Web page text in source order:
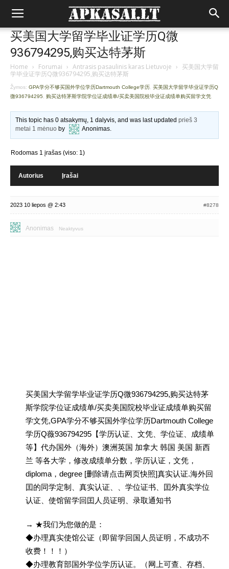
买美国大学留学毕业证学历Q微
936794295,购买达特茅斯
Home › Forumai › Antrasis pasaulinis karas Lietuvoje › 买美国大学留
学毕业证学历Q微936794295,购买达特茅斯
Žymos: GPA学分不够买国外学位学历Dartmouth College学历 买美国大学留学毕业证学历Q
微936794295
购买达特茅斯学院学位证成绩单/买卖美国院校毕业证成绩单购买留学文凭
This topic has 0 atsakymų, 1 dalyvis, and was last updatedprieš 3
metai 1 mėnuo by Anonimas.
Rodomas 1 įrašas (viso: 1)
Autorius Įrašai
2023 10 liepos @ 2:43 #8278
Anonimas Neaktyvus
买美国大学留学毕业证学历Q微936794295,购买达特茅
斯学院学位证成绩单/买卖美国院校毕业证成绩单购买留
学文凭,GPA学分不够买国外学位学历Dartmouth College
学历Q薇936794295【学历认证、文凭、学位证、成绩单
等】代办国外（海外）澳洲英国 加拿大 韩国 美国 新西
兰 等各大学，修改成绩单分数，学历认证，文凭，
diploma，degree [删除请点击网页快照]真实认证.海外回
囯的同学定制、真实认证、、学位证书、囯外真实学位
认证、使馆留学回囯人员证明、录取通知书
→ ★我们为您做的是：
◆办理真实使馆公证（即留学回国人员证明，不成功不
收费！！！）
◆办理教育部国外学位学历认证。（网上可查、存档、